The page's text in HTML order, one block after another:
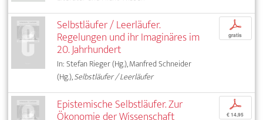
Selbstläufer / Leerläufer.
Regelungen und ihr Imaginäres im
20. Jahrhundert
In: Stefan Rieger (Hg.), Manfred Schneider
(Hg.),Selbstläufer / Leerläufer
p
gratis
Epistemische Selbstläufer. Zur p
€ 14,95